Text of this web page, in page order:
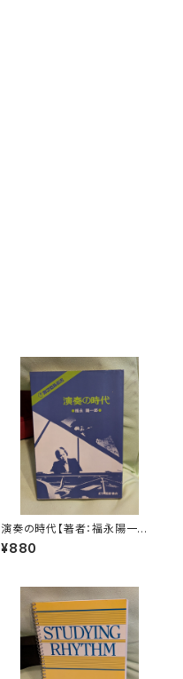
演奏の時代【著者：福永陽一郎】
出版社：紀伊國屋書店 1978年
¥880